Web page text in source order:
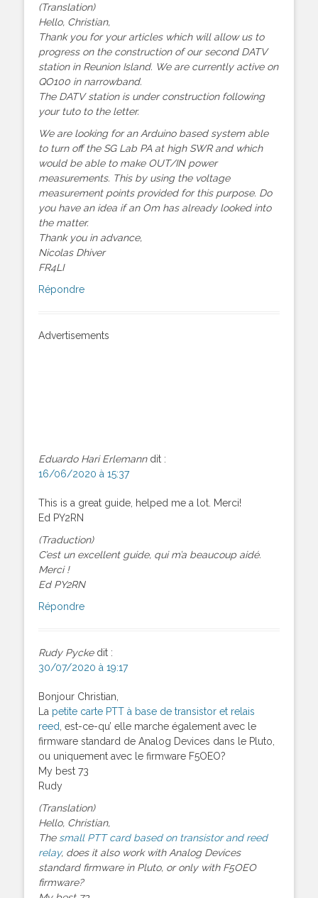
(Translation)
Hello, Christian,
Thank you for your articles which will allow us to
progress on the construction of our second DATV
station in Reunion Island. We are currently active on
QO100 in narrowband.
The DATV station is under construction following
your tuto to the letter.
We are looking for an Arduino based system able
to turn off the SG Lab PA at high SWR and which
would be able to make OUT/IN power
measurements. This by using the voltage
measurement points provided for this purpose. Do
you have an idea if an Om has already looked into
the matter.
Thank you in advance,
Nicolas Dhiver
FR4LI
Répondre
Advertisements
Eduardo Hari Erlemann dit :
16/06/2020 à 15:37
This is a great guide, helped me a lot. Merci!
Ed PY2RN
(Traduction)
C’est un excellent guide, qui m’a beaucoup aidé.
Merci !
Ed PY2RN
Répondre
Rudy Pycke dit :
30/07/2020 à 19:17
Bonjour Christian,
La petite carte PTT à base de transistor et relais
reed , est-ce-qu’ elle marche également avec le
firmware standard de Analog Devices dans le Pluto,
ou uniquement avec le firmware F5OEO?
My best 73
Rudy
(Translation)
Hello, Christian,
The small PTT card based on transistor and reed
relay, does it also work with Analog Devices
standard firmware in Pluto, or only with F5OEO
firmware?